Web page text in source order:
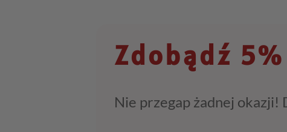
Zdobądź
Nie przegap żadnej okazji!